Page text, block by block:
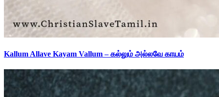
Kallum Allave Kayam Vallum – கல்லும் அல்லவே காயம்